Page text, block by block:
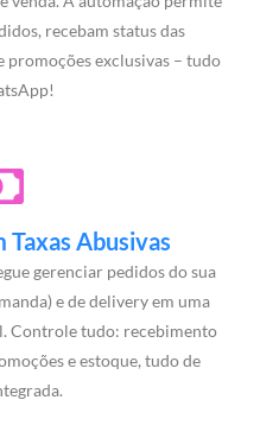
recebam status das
promoções exclusivas – tudo
Taxas Abusivas
gerenciar pedidos do sua
e de delivery em uma
Controle tudo: recebimento
e estoque, tudo de